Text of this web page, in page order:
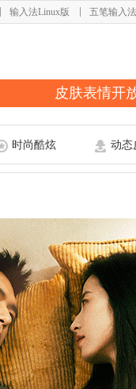
输入法Linux版 五笔输入法
皮肤表情开
时尚酷炫 动态